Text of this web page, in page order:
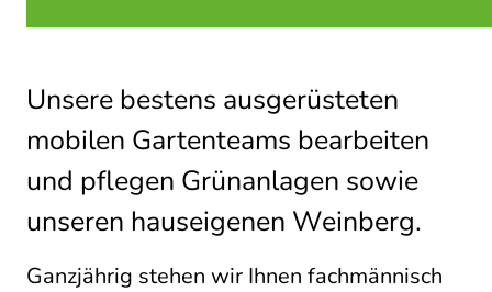
Unsere bestens ausgerüsteten
mobilen Gartenteams bearbeiten
und pflegen Grünanlagen sowie
unseren hauseigenen Weinberg.
Ganzjährig stehen wir Ihnen fachmännisch